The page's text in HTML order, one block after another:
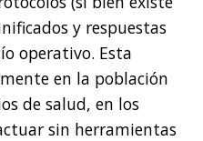
y respuestas
operativo. Esta
en la población
de salud, en los
sin herramientas